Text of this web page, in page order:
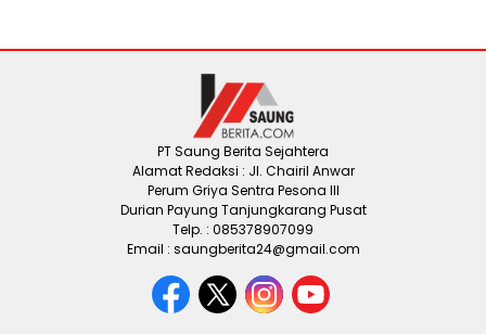
PT Saung Berita Sejahtera
Alamat Redaksi : Jl. Chairil Anwar
Perum Griya Sentra Pesona III
Durian Payung Tanjungkarang Pusat
Telp. : 085378907099
Email : saungberita24@gmail.com